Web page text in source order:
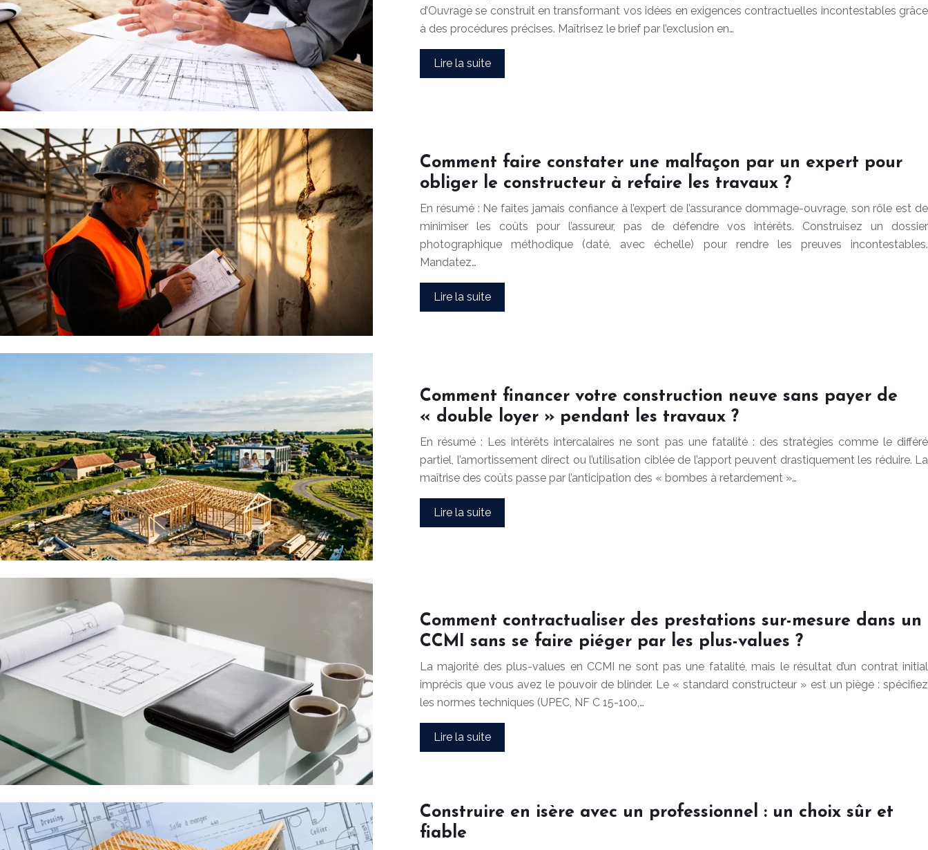
d’Ouvrage se construit en transformant vos idées en exigences contractuelles incontestables grâce
à des procédures précises. Maîtrisez le brief par l’exclusion en…
Lire la suite
Comment faire constater une malfaçon par un expert pour
obliger le constructeur à refaire les travaux ?
En résumé : Ne faites jamais confiance à l’expert de l’assurance dommage-ouvrage, son rôle est de
minimiser les coûts pour l’assureur, pas de défendre vos intérêts. Construisez un dossier
photographique méthodique (daté, avec échelle) pour rendre les preuves incontestables.
Mandatez…
Lire la suite
Comment financer votre construction neuve sans payer de
« double loyer » pendant les travaux ?
En résumé : Les intérêts intercalaires ne sont pas une fatalité : des stratégies comme le différé
partiel, l’amortissement direct ou l’utilisation ciblée de l’apport peuvent drastiquement les réduire. La
maîtrise des coûts passe par l’anticipation des « bombes à retardement »…
Lire la suite
Comment contractualiser des prestations sur-mesure dans un
CCMI sans se faire piéger par les plus-values ?
La majorité des plus-values en CCMI ne sont pas une fatalité, mais le résultat d’un contrat initial
imprécis que vous avez le pouvoir de blinder. Le « standard constructeur » est un piège : spécifiez
les normes techniques (UPEC, NF C 15-100,…
Lire la suite
Construire en isère avec un professionnel : un choix sûr et
fiable